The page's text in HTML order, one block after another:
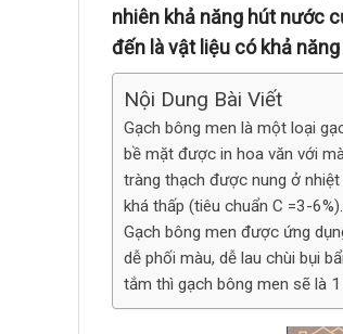
nhiên khả năng hút nước
đến là vật liệu có khả
Nội Dung Bài Viết
Gạch bông men là một loại
bề mặt được in hoa văn với
tràng thạch được nung ở
khá thấp (tiêu chuẩn C =3-
Gạch bông men được ứng
dễ phối màu, dễ lau chùi bụi
tắm thì gạch bông men sẽ là